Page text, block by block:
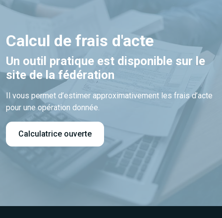
Calcul de frais d'acte
Un outil pratique est disponible sur le
site de la fédération
Il vous permet d’estimer approximativement les frais d’acte
pour une opération donnée.
Calculatrice ouverte